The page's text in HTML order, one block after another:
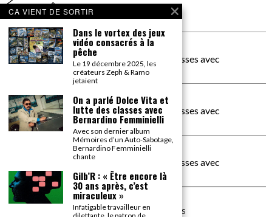
PACÔME THIELLEMENT
La séance d’Hip Gnose
La Patrie
dans
On a parlé Dolce Vita et lutte des classes avec
Bernardino Femminielli
carte noire negra à l'o tiededans
On a parlé Dolce Vita et lutte des classes avec
Bernardino Femminielli
moise et son mascarédans
On a parlé Dolce Vita et lutte des classes avec
Bernardino Femminielli
©2026TOUS DROITS RÉSERVÉS
CA VIENT DE SORTIR
Dans le vortex des jeux
vidéo consacrés à la
pêche
Le 19 décembre 2025, les
créateurs Zeph & Ramo
jetaient
On a parlé Dolce Vita et
lutte des classes avec
Bernardino Femminielli
Avec son dernier album
Mémoires d’un Auto-Sabotage,
Bernardino Femminielli
chante
Gilb’R : « Être encore là
30 ans après, c’est
miraculeux »
Infatigable travailleur en